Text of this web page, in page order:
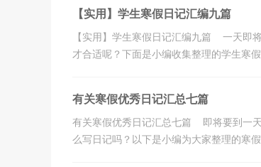
【实用】学生寒假日记汇编九篇
【实用】学生寒假日记汇编九篇 一天即
才合适呢？下面是小编收集整理的学生寒
有关寒假优秀日记汇总七篇
有关寒假优秀日记汇总七篇 即将要到一
么写日记吗？以下是小编为大家整理的寒